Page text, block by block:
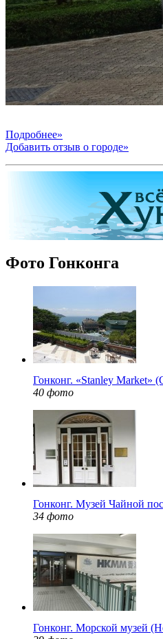
Подробнее»
Добавить отзыв о городе»
Фото Гонконга
Гонконг. «Stanley Market»
40 фото
Гонконг. Музей Чайной
34 фото
Гонконг. Морской музей